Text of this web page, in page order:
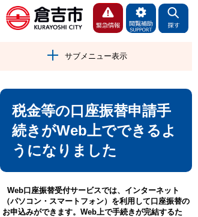
サブメニュー表示
税金等の口座振替申請手
続きがWeb上でできるよ
うになりました
Web口座振替受付サービスでは、インターネット
（パソコン・スマートフォン）を利用して口座振替の
お申込みができます。Web上で手続きが完結するた